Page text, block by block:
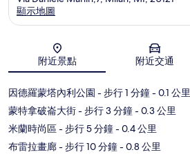
地圖
顯示地圖
附近景點 附近交通
因德羅蒙塔內利公園 - 步行 1 分鐘- 0.1 公里
蒙特拿破崙大街- 步行 3 分鐘- 0.3 公里
米蘭時尚區- 步行 5 分鐘- 0.4 公里
布雷拉畫廊- 步行 10 分鐘- 0.8 公里